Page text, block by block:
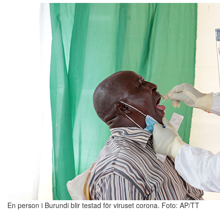
En person i Burundi blir testad för viruset corona. Foto: AP/TT